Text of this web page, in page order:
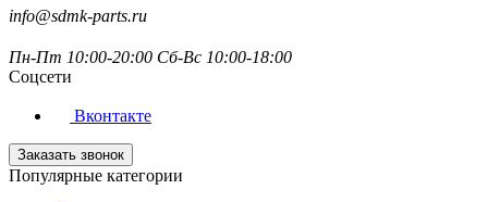
info@sdmk-parts.ru
Пн-Пт 10:00-20:00 Сб-Вс 10:00-18:00
Соцсети
Вконтакте
Заказать звонок
Популярные категории